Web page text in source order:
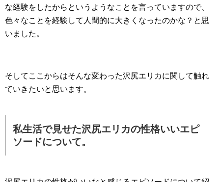
な経験をしたからというようなことを言っていますので、
色々なことを経験して人間的に大きくなったのかな？と思
いました。
そしてここからはそんな変わった沢尻エリカに関して触れ
ていきたいと思います。
私生活で見せた沢尻エリカの性格いいエピ
ソードについて。